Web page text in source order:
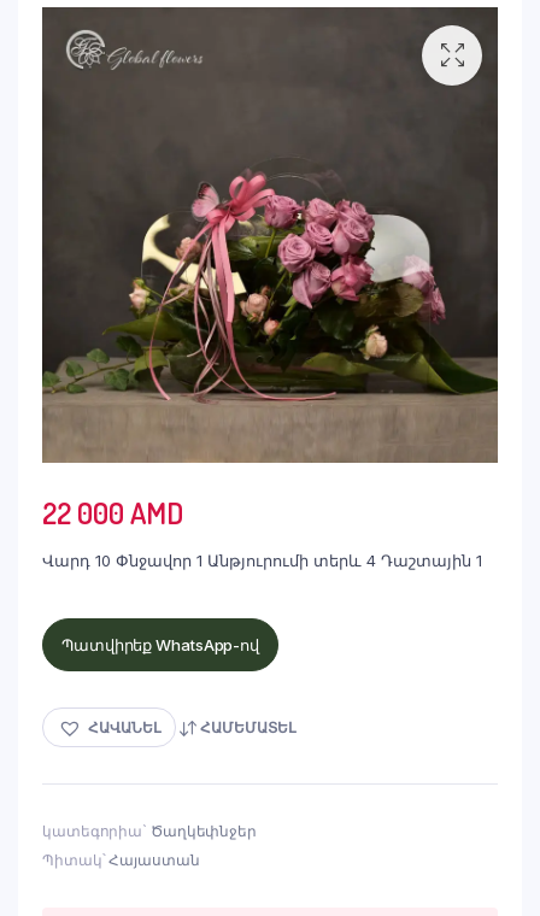
22 000AMD
Վարդ 10 Փնջավոր 1 Անթյուրումի տերև 4 Դաշտային 1
Պատվիրեք WhatsApp-ով
ՀԱՎԱՆԵԼ ՀԱՄԵՄԱՏԵԼ
կատեգորիա` Ծաղկեփնջեր
Պիտակ՝Հայաստան